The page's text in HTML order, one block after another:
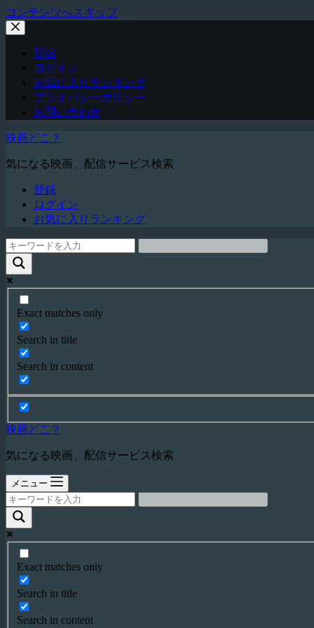
コンテンツへスキップ
登録
ログイン
お気に入りランキング
プライバシーポリシー
お問い合わせ
映画どこ？
気になる映画、配信サービス検索
登録
ログイン
お気に入りランキング
Exact matches only
Search in title
Search in content
映画どこ？
気になる映画、配信サービス検索
メニュー
Exact matches only
Search in title
Search in content